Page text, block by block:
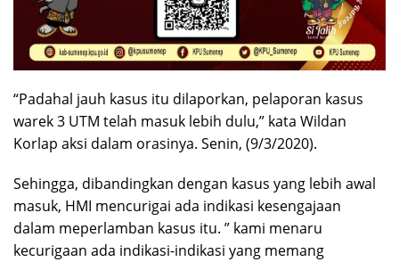
“Padahal jauh kasus itu dilaporkan, pelaporan kasus
warek 3 UTM telah masuk lebih dulu,” kata Wildan
Korlap aksi dalam orasinya. Senin, (9/3/2020).
Sehingga, dibandingkan dengan kasus yang lebih awal
masuk, HMI mencurigai ada indikasi kesengajaan
dalam meperlamban kasus itu. ” kami menaru
kecurigaan ada indikasi-indikasi yang memang